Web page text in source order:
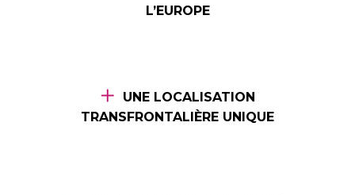
L’EUROPE
UNE LOCALISATION
TRANSFRONTALIÈRE UNIQUE